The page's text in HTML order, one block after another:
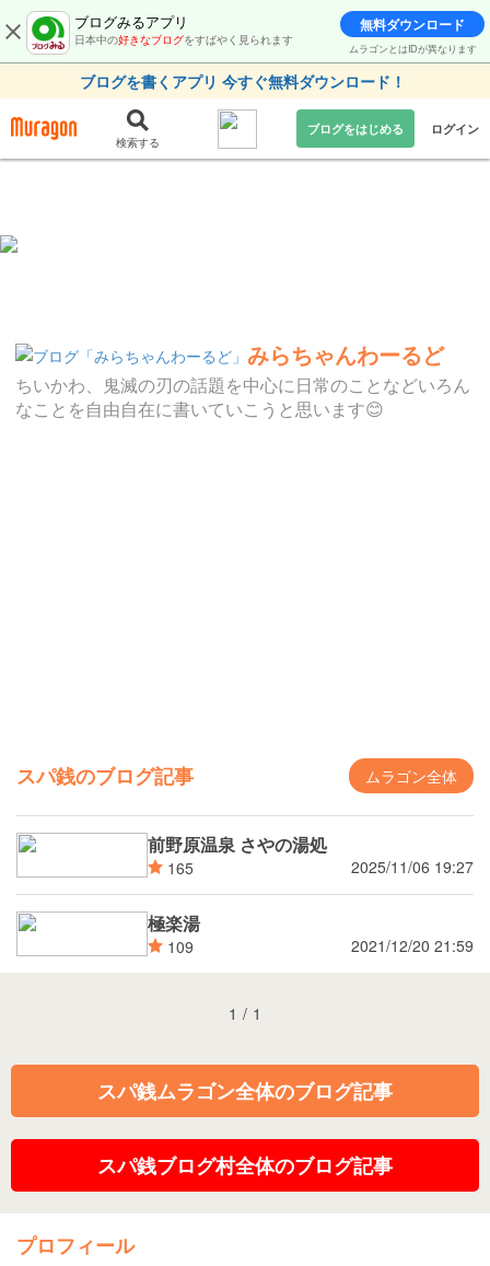
ブログみるアプリ
日本中の好きなブログをすばやく見られます
無料ダウンロード
ムラゴンとはIDが異なります
ブログを書くアプリ 今すぐ無料ダウンロード！
検索する
ブログをはじめる ログイン
みらちゃんわーるど
ちいかわ、鬼滅の刃の話題を中心に日常のことなどいろん
なことを自由自在に書いていこうと思います😊
スパ銭のブログ記事 ムラゴン全体
前野原温泉 さやの湯処
165 2025/11/06 19:27
極楽湯
109 2021/12/20 21:59
1 / 1
スパ銭ムラゴン全体のブログ記事
スパ銭ブログ村全体のブログ記事
プロフィール